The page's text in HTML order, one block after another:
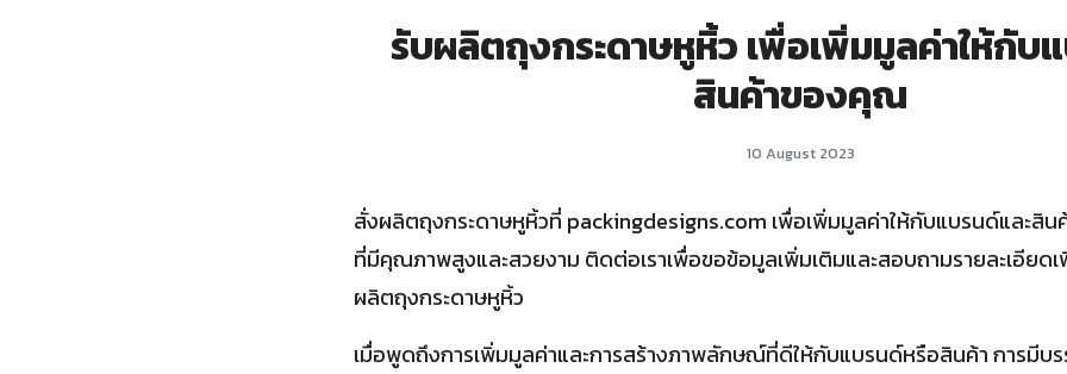
รับผลิตถุงกระดาษหูหิ้ว เพื่อเพิ่มมูลค่าให้กับ
สินค้าของคุณ
10 August 2023
สั่งผลิตถุงกระดาษหูหิ้วที่ packingdesigns.com เพื่อเพิ่มมูลค่าให้กับแบรนด์และสิน
ที่มีคุณภาพสูงและสวยงาม ติดต่อเราเพื่อขอข้อมูลเพิ่มเติมและสอบถามรายละเอียด
ผลิตถุงกระดาษหูหิ้ว
เมื่อพูดถึงการเพิ่มมูลค่าและการสร้างภาพลักษณ์ที่ดีให้กับแบรนด์หรือสินค้า การมี